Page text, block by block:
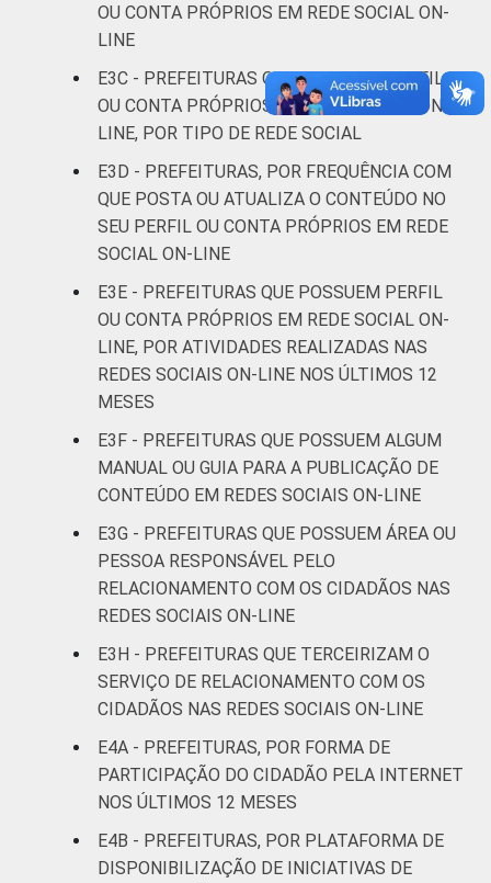
SE 95 3 0
BA 91
MG 95 5 1
ES
RJ 98 1 1
SP 97 2
SC 97 2 1
MS 97
MT
GO 95 4
DF - -
Fonte: CGI.br/NIC.br, Centro Regional de
Sociedade da Informação (Cetic.br),
Pesquisa sobre o uso das tecnologias de
OU CONTA PRÓPRIOS EM REDE SOCIAL ON-
LINE
E3C - PREFEITURAS QUE POSSUEM PERFIL
OU CONTA PRÓPRIOS EM REDE SOCIAL ON-
LINE, POR TIPO DE REDE SOCIAL
E3D - PREFEITURAS, POR FREQUÊNCIA COM
QUE POSTA OU ATUALIZA O CONTEÚDO NO
SEU PERFIL OU CONTA PRÓPRIOS EM REDE
SOCIAL ON-LINE
E3E - PREFEITURAS QUE POSSUEM PERFIL
OU CONTA PRÓPRIOS EM REDE SOCIAL ON-
LINE, POR ATIVIDADES REALIZADAS NAS
REDES SOCIAIS ON-LINE NOS ÚLTIMOS 12
MESES
E3F - PREFEITURAS QUE POSSUEM ALGUM
MANUAL OU GUIA PARA A PUBLICAÇÃO DE
CONTEÚDO EM REDES SOCIAIS ON-LINE
E3G - PREFEITURAS QUE POSSUEM ÁREA OU
PESSOA RESPONSÁVEL PELO
RELACIONAMENTO COM OS CIDADÃOS NAS
REDES SOCIAIS ON-LINE
E3H - PREFEITURAS QUE TERCEIRIZAM O
SERVIÇO DE RELACIONAMENTO COM OS
CIDADÃOS NAS REDES SOCIAIS ON-LINE
E4A - PREFEITURAS, POR FORMA DE
PARTICIPAÇÃO DO CIDADÃO PELA INTERNET
NOS ÚLTIMOS 12 MESES
E4B - PREFEITURAS, POR PLATAFORMA DE
DISPONIBILIZAÇÃO DE INICIATIVAS DE